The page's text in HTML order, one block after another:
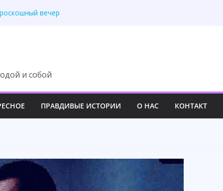
с наследства ни
вечер
и собой
ПРАВДИВЫЕ ИСТОРИИ О НАС КОНТАКТ